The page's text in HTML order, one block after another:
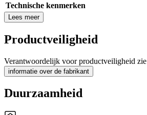
Technische kenmerken
Lees meer
Productveiligheid
Verantwoordelijk voor productveiligheid zie
informatie over de fabrikant
Duurzaamheid